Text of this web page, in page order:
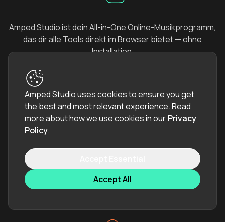
Amped Studio ist dein All-in-One Online-Musikprogramm,
das dir alle Tools direkt im Browser bietet — ohne
Installation.
Ob Melodie-Skizze oder fertiger Song, Amped Studio
passt in deinen kreativen Workflow, wo auch immer du
bist.
Amped Studio uses cookies to ensure you get
the best and most relevant experience.Read
more about how we use cookies in our Privacy
Policy.
Accept All